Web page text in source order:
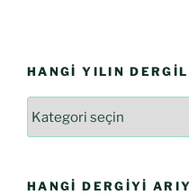
HANGI YILIN
HANGI DERGIYI